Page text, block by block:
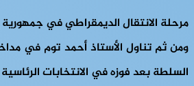
مرحلة الانتقال الديمقراطي في
السلطة بعد فوزه في الانتخابات الرئاسية عام 1993. اتسمت رئاسته بعدم الاستقرار السياسي والاقتصادي.